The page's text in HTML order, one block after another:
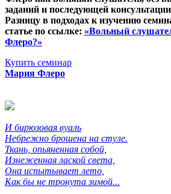
заданий и последующей
Разницу в подходах к изучению
статье по ссылке: «Вольный
Флеро?»
Купить семинар
Мария Флеро
И бирюзовая вуаль
Небрежно брошена на стуле.
Ткань, опьяненная собой,
Изнеженная лаской света,
Она испытывает лето,
Как бы не тронута зимой...